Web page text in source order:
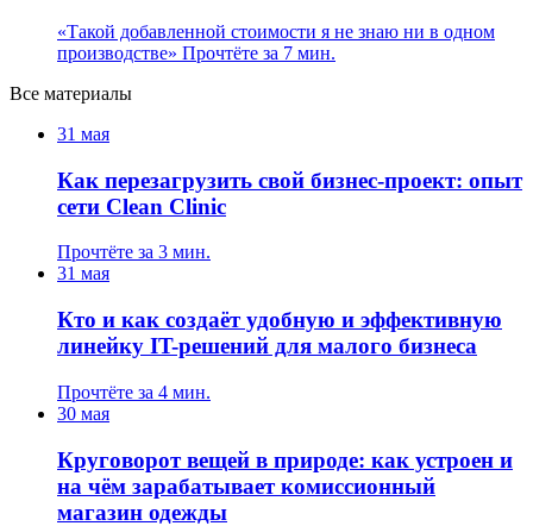
«Такой добавленной стоимости я не знаю ни в одном
производстве» Прочтёте за 7 мин.
Все материалы
31 мая
Как перезагрузить свой бизнес-проект: опыт
сети Clean Clinic
Прочтёте за 3 мин.
31 мая
Кто и как создаёт удобную и эффективную
линейку IT-решений для малого бизнеса
Прочтёте за 4 мин.
30 мая
Круговорот вещей в природе: как устроен и
на чём зарабатывает комиссионный
магазин одежды